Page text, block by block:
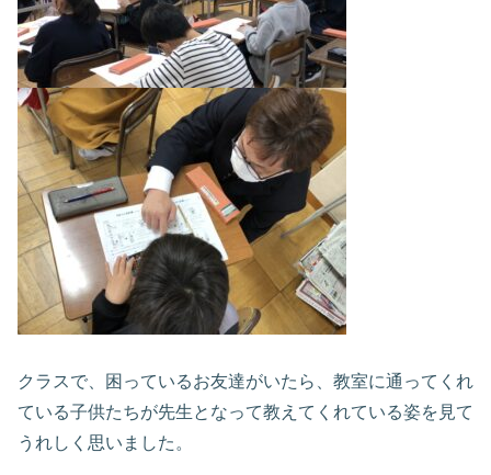
クラスで、困っているお友達がいたら、教室に通ってくれ
ている子供たちが先生となって教えてくれている姿を見て
うれしく思いました。